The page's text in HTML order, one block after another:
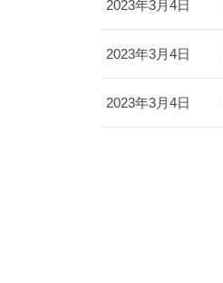
2023年3月4日
2023年3月4日
2023年3月4日